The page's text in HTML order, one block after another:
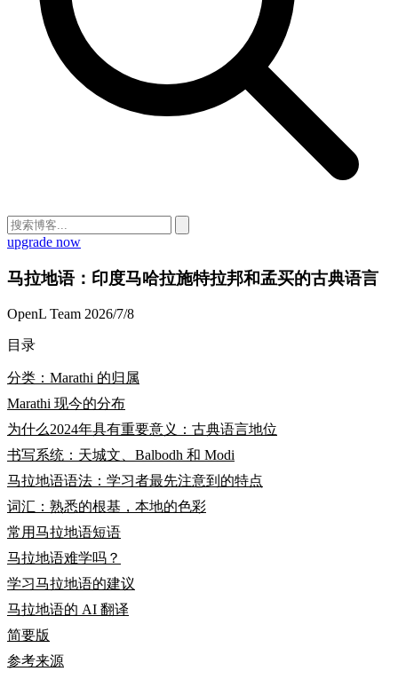
upgrade now
马拉地语：印度马哈拉施特拉邦和孟买的古典语言
OpenL Team 2026/7/8
目录
分类：Marathi 的归属
Marathi 现今的分布
为什么2024年具有重要意义：古典语言地位
书写系统：天城文、Balbodh 和 Modi
马拉地语语法：学习者最先注意到的特点
词汇：熟悉的根基，本地的色彩
常用马拉地语短语
马拉地语难学吗？
学习马拉地语的建议
马拉地语的 AI 翻译
简要版
参考来源